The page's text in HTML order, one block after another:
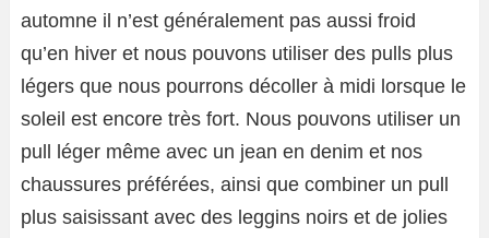
automne il n’est généralement pas aussi froid
qu’en hiver et nous pouvons utiliser des pulls plus
légers que nous pourrons décoller à midi lorsque le
soleil est encore très fort. Nous pouvons utiliser un
pull léger même avec un jean en denim et nos
chaussures préférées, ainsi que combiner un pull
plus saisissant avec des leggins noirs et de jolies